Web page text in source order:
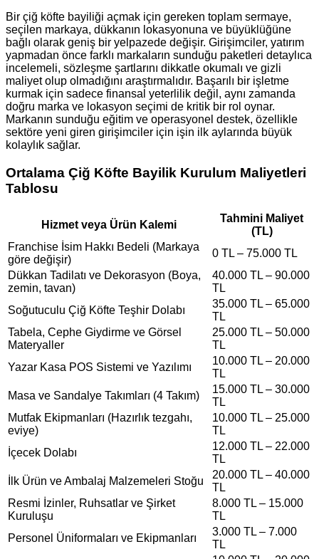
Bir çiğ köfte bayiliği açmak için gereken toplam sermaye,
seçilen markaya, dükkanın lokasyonuna ve büyüklüğüne
bağlı olarak geniş bir yelpazede değişir. Girişimciler, yatırım
yapmadan önce farklı markaların sunduğu paketleri detaylıca
incelemeli, sözleşme şartlarını dikkatle okumalı ve gizli
maliyet olup olmadığını araştırmalıdır. Başarılı bir işletme
kurmak için sadece finansal yeterlilik değil, aynı zamanda
doğru marka ve lokasyon seçimi de kritik bir rol oynar.
Markanın sunduğu eğitim ve operasyonel destek, özellikle
sektöre yeni giren girişimciler için işin ilk aylarında büyük
kolaylık sağlar.
Ortalama Çiğ Köfte Bayilik Kurulum Maliyetleri
Tablosu
Hizmet veya Ürün Kalemi
Tahmini Maliyet
(TL)
Franchise İsim Hakkı Bedeli (Markaya
göre değişir)
0 TL – 75.000 TL
Dükkan Tadilatı ve Dekorasyon (Boya,
zemin, tavan)
40.000 TL – 90.000
TL
Soğutuculu Çiğ Köfte Teşhir Dolabı
35.000 TL – 65.000
TL
Tabela, Cephe Giydirme ve Görsel
Materyaller
25.000 TL – 50.000
TL
Yazar Kasa POS Sistemi ve Yazılımı
10.000 TL – 20.000
TL
Masa ve Sandalye Takımları (4 Takım)
15.000 TL – 30.000
TL
Mutfak Ekipmanları (Hazırlık tezgahı,
eviye)
10.000 TL – 25.000
TL
İçecek Dolabı
12.000 TL – 22.000
TL
İlk Ürün ve Ambalaj Malzemeleri Stoğu
20.000 TL – 40.000
TL
Resmi İzinler, Ruhsatlar ve Şirket
Kuruluşu
8.000 TL – 15.000
TL
Personel Üniformaları ve Ekipmanları
3.000 TL – 7.000
TL